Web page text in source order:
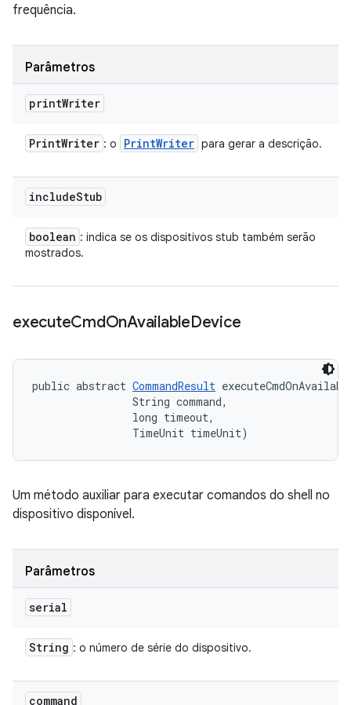
frequência.
Parâmetros
printWriter
PrintWriter : o PrintWriter para gerar a descrição.
includeStub
boolean : indica se os dispositivos stub também serão
mostrados.
executeCmdOnAvailableDevice
public abstract CommandResult
                String command,
                long timeout,
                TimeUnit timeUnit)
Um método auxiliar para executar comandos do shell no
dispositivo disponível.
Parâmetros
serial
String : o número de série do dispositivo.
command